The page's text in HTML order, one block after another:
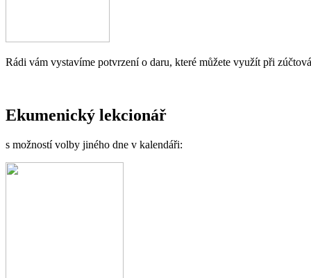
Rádi vám vystavíme potvrzení o daru, které můžete využít při
Ekumenický lekcionář
s možností volby jiného dne v kalendáři: